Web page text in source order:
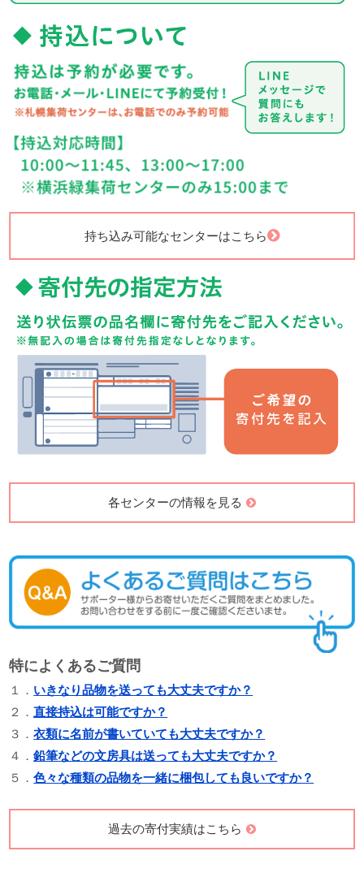
持ち込み可能なセンターはこちら
各センターの情報を見る
特によくあるご質問
１． いきなり品物を送っても大丈夫ですか？
２．直接持込は可能ですか？
３．衣類に名前が書いていても大丈夫ですか？
４．鉛筆などの文房具は送っても大丈夫ですか？
５．色々な種類の品物を一緒に梱包しても良いですか？
過去の寄付実績はこちら